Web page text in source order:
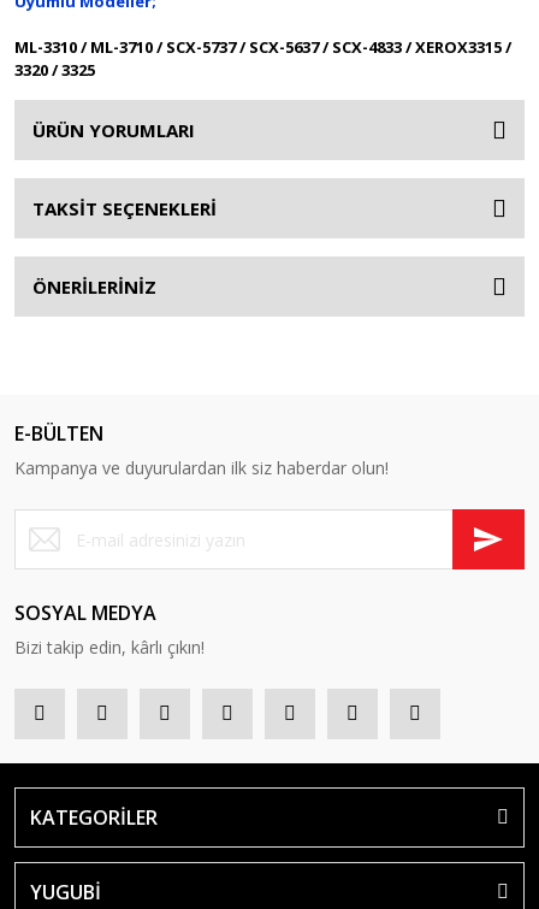
ML-3310 / ML-3710 / SCX-5737 / SCX-5637 / SCX-4833 / XEROX3315 /
3320 / 3325
ÜRÜN YORUMLARI
TAKSİT SEÇENEKLERİ
ÖNERİLERİNİZ
E-BÜLTEN
Kampanya ve duyurulardan ilk siz haberdar olun!
SOSYAL MEDYA
Bizi takip edin, kârlı çıkın!
KATEGORİLER
YUGUBİ